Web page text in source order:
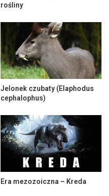
rośliny
Jelonek czubaty (Elaphodus
cephalophus)
Era mezozoiczna – Kreda